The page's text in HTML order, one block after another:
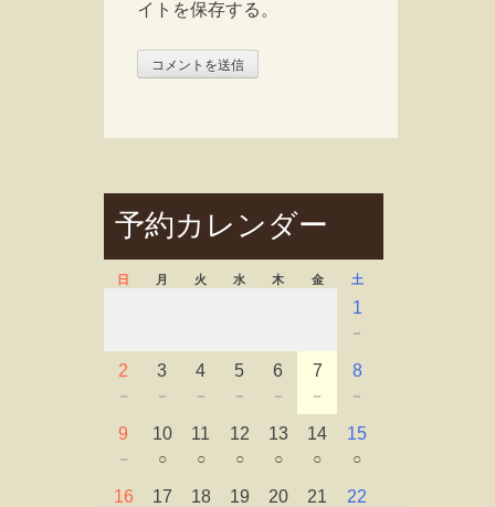
イトを保存する。
予約カレンダー
日 月 火 水 木 金 土
1
－
2
－
3
－
4
－
5
－
6
－
7
－
8
－
9
－
10
○
11
○
12
○
13
○
14
○
15
○
16 17 18 19 20 21 22